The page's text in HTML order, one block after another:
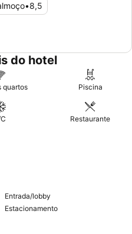
•8,5
do hotel
quartos Piscina
Restaurante
Entrada/lobby
Estacionamento